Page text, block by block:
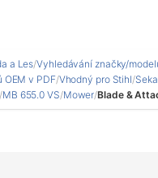
a Les/Vyhledávání značky/
OEM v PDF/Vhodný pro Stihl/
/MB 655.0 VS/Mower/Blade &